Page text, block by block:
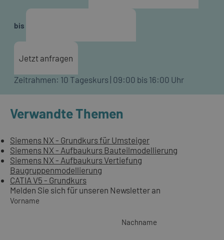
bis
Jetzt anfragen
Zeitrahmen: 10 Tageskurs | 09:00 bis 16:00 Uhr
Verwandte Themen
Siemens NX - Grundkurs für Umsteiger
Siemens NX - Aufbaukurs Bauteilmodellierung
Siemens NX - Aufbaukurs Vertiefung
Baugruppenmodellierung
CATIA V5 - Grundkurs
Melden Sie sich für unseren Newsletter an
Vorname
Nachname